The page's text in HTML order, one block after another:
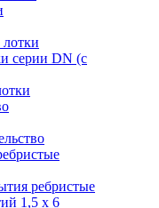
серии DN (с
ребристые
1,5 x 6